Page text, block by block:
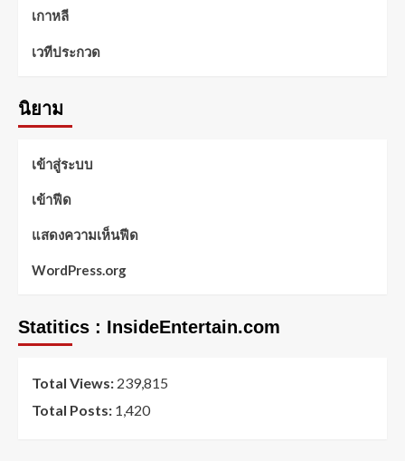
เกาหลี
เวทีประกวด
นิยาม
เข้าสู่ระบบ
เข้าฟีด
แสดงความเห็นฟีด
WordPress.org
Statitics : InsideEntertain.com
Total Views: 239,815
Total Posts: 1,420